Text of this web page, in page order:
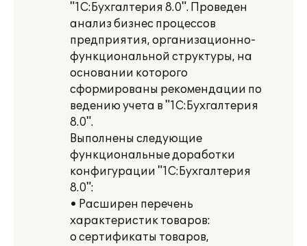
"1С:Бухгалтерия 8.0". Проведен
анализ бизнес процессов
предприятия, организационно-
функциональной структуры, на
основании которого
сформированы рекомендации по
ведению учета в "1С:Бухгалтерия
8.0".
Выполнены следующие
функциональные доработки
конфигурации "1С:Бухгалтерия
8.0":
• Расширен перечень
характеристик товаров:
o сертификаты товаров,